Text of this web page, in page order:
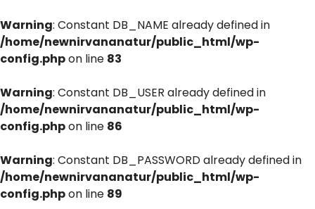
Warning: Constant DB_NAME already defined in
/home/newnirvananatur/public_html/wp-
config.phpon line 83
Warning: Constant DB_USER already defined in
/home/newnirvananatur/public_html/wp-
config.phpon line 86
Warning: Constant DB_PASSWORD already defined in
/home/newnirvananatur/public_html/wp-
config.phpon line 89